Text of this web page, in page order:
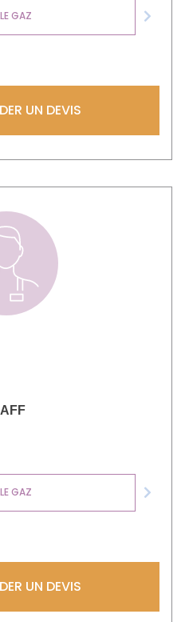
GAZ
Next
UN DEVIS
GAZ
Next
UN DEVIS